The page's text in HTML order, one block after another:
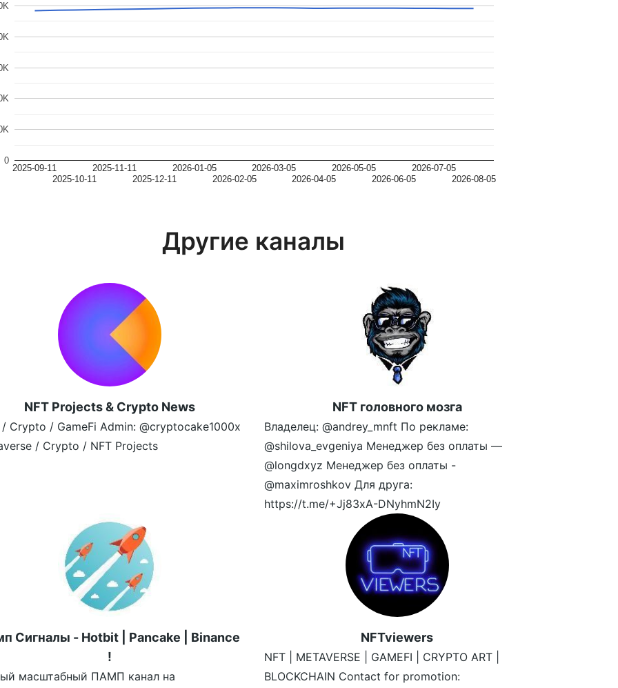
2025-09-11
2025-10-11
2025-11-11
2025-12-11
2026-01-05
2026-02-05
2026-03-05
2026-04-05
2026-05-05
2026-06-05
2026-07-05
2026-08-05
0
Другие каналы
NFT Projects & Crypto News
/ Crypto / GameFi Admin: @cryptocake1000x
/ Crypto / NFT Projects
NFT головного мозга
Владелец: @andrey_mnft По рекламе:
@shilova_evgeniya Менеджер без оплаты —
@longdxyz Менеджер без оплаты -
@maximroshkov Для друга:
https://t.me/+Jj83xA-DNyhmN2Iy
Сигналы - Hotbit | Pancake | Binance
!
масштабный ПАМП канал на
NFTviewers
NFT | METAVERSE | GAMEFI | CRYPTO ART |
BLOCKCHAIN Contact for promotion: